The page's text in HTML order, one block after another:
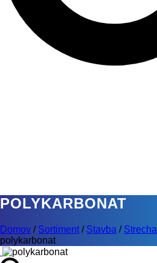
POLYKARBONAT
Domov / Sortiment / Stavba / Strecha
polykarbonat